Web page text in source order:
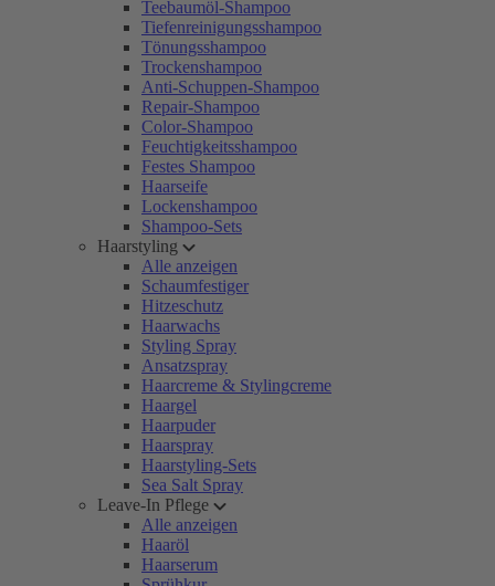
Teebaumöl-Shampoo
Tiefenreinigungsshampoo
Tönungsshampoo
Trockenshampoo
Anti-Schuppen-Shampoo
Repair-Shampoo
Color-Shampoo
Feuchtigkeitsshampoo
Festes Shampoo
Haarseife
Lockenshampoo
Shampoo-Sets
Haarstyling
Alle anzeigen
Schaumfestiger
Hitzeschutz
Haarwachs
Styling Spray
Ansatzspray
Haarcreme & Stylingcreme
Haargel
Haarpuder
Haarspray
Haarstyling-Sets
Sea Salt Spray
Leave-In Pflege
Alle anzeigen
Haaröl
Haarserum